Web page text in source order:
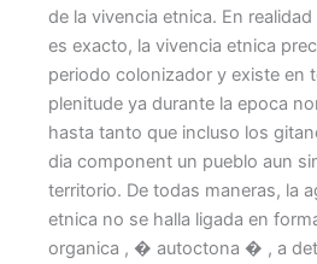
de la vivencia etnica. En
es exacto, la vivencia etnica
periodo colonizador y existe en
plenitude ya durante la epoca
hasta tanto que incluso los
dia component un pueblo aun
territorio. De todas maneras, la
etnica no se halla ligada en
organica , � autoctona � , a